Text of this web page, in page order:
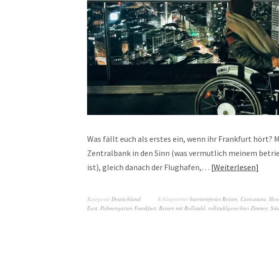
Was fällt euch als erstes ein, wenn ihr Frankfurt hört?
Zentralbank in den Sinn (was vermutlich meinem
ist), gleich danach der Flughafen,… Weiterlesen
Kategorie Deutschland Schlagwörterbarrierefreies Reisen, Caricatura,
East, Palmengarten Frankfurt, Reisen mit Rollstuhl, rollstuhlgerechtes Zimmer,